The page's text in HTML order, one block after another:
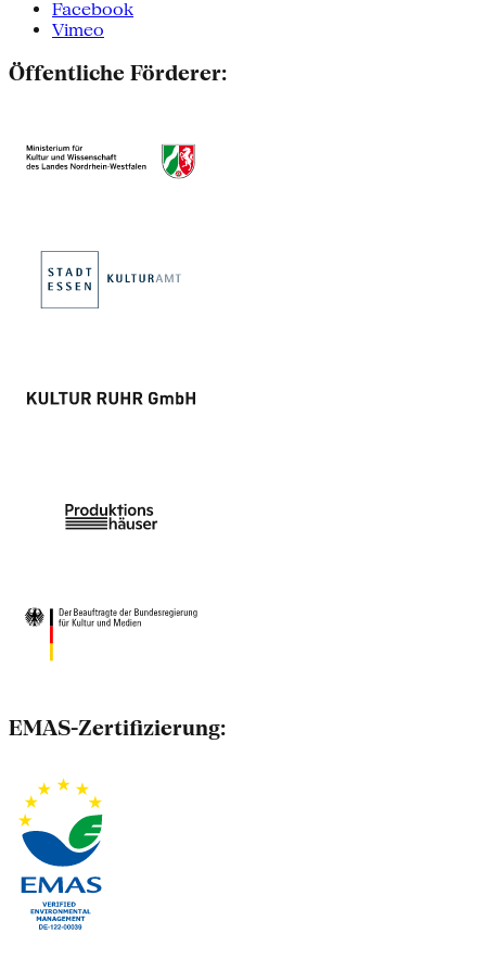
Facebook
Vimeo
Öffentliche Förderer:
EMAS-Zertifizierung: